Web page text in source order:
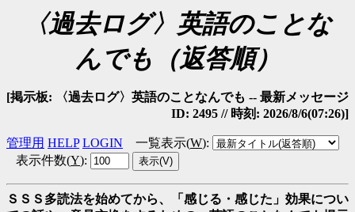
〈過去ログ〉英語のことな
んでも（返答順）
[掲示板: 〈過去ログ〉英語のことなんでも -- 最新メッセージ
ID: 2495 // 時刻: 2026/8/6(07:26)]
管理用 HELP LOGIN 一覧表示(W):
表示件数(Y):
ＳＳＳ多読法を始めてから、「感じる・感じた」効果につい